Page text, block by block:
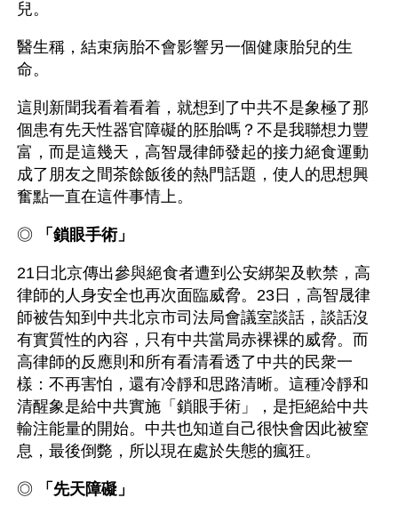
兒。
醫生稱，結束病胎不會影響另一個健康胎兒的生
命。
這則新聞我看着看着，就想到了中共不是象極了那
個患有先天性器官障礙的胚胎嗎？不是我聯想力豐
富，而是這幾天，高智晟律師發起的接力絕食運動
成了朋友之間茶餘飯後的熱門話題，使人的思想興
奮點一直在這件事情上。
◎ 「鎖眼手術」
21日北京傳出參與絕食者遭到公安綁架及軟禁，高
律師的人身安全也再次面臨威脅。23日，高智晟律
師被告知到中共北京市司法局會議室談話，談話沒
有實質性的內容，只有中共當局赤裸裸的威脅。而
高律師的反應則和所有看清看透了中共的民衆一
樣：不再害怕，還有冷靜和思路清晰。這種冷靜和
清醒象是給中共實施「鎖眼手術」，是拒絕給中共
輸注能量的開始。中共也知道自己很快會因此被窒
息，最後倒斃，所以現在處於失態的瘋狂。
◎ 「先天障礙」